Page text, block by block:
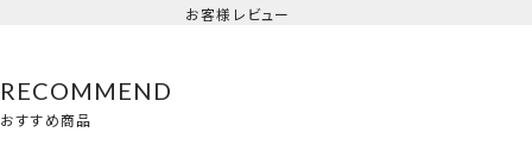
お客様レビュー
RECOMMEND
おすすめ商品